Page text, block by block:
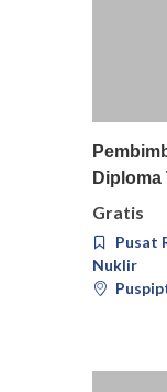
Gratis
Pusat
Nuklir